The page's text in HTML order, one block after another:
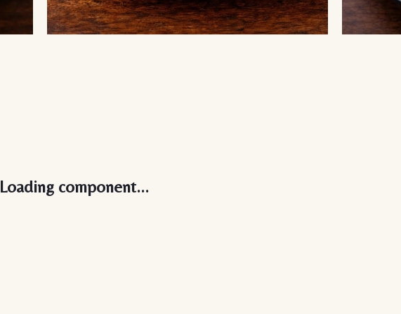
Loading component...